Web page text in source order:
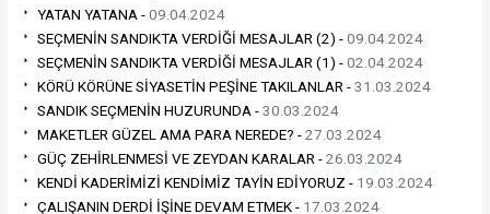
YATAN YATANA -09.04.2024
SEÇMENİN SANDIKTA VERDİĞİ MESAJLAR (2) -09.04.2024
SEÇMENİN SANDIKTA VERDİĞİ MESAJLAR (1) -02.04.2024
KÖRÜ KÖRÜNE SİYASETİN PEŞİNE TAKILANLAR -31.03.2024
SANDIK SEÇMENİN HUZURUNDA -30.03.2024
MAKETLER GÜZEL AMA PARA NEREDE? -27.03.2024
GÜÇ ZEHİRLENMESİ VE ZEYDAN KARALAR -26.03.2024
KENDİ KADERİMİZİ KENDİMİZ TAYİN EDİYORUZ - 19.03.2024
ÇALIŞANIN DERDİ İŞİNE DEVAM ETMEK - 17.03.2024